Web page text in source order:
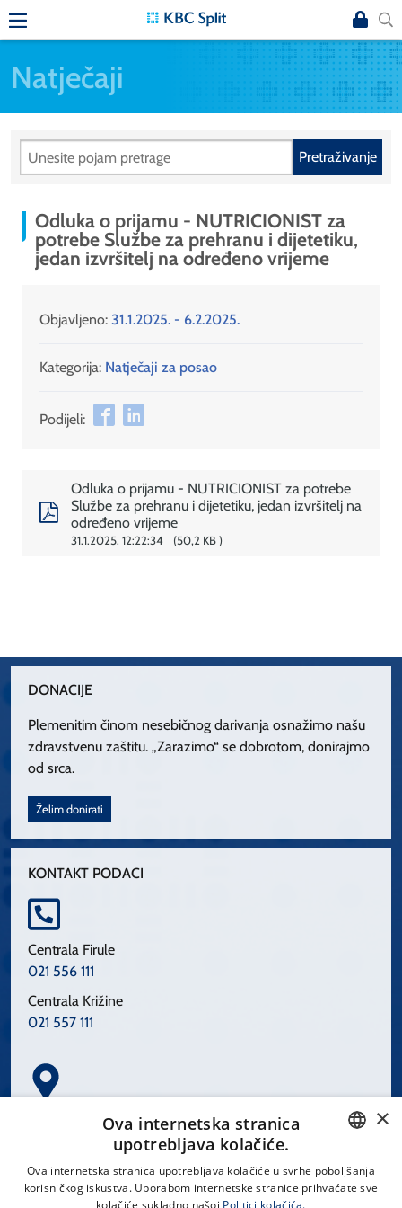
Natječaji
Pretraživanje
Odluka o prijamu - NUTRICIONIST za
potrebe Službe za prehranu i dijetetiku,
jedan izvršitelj na određeno vrijeme
Objavljeno: 31.1.2025. - 6.2.2025.
Kategorija: Natječaji za posao
Podijeli:
Odluka o prijamu - NUTRICIONIST za potrebe
Službe za prehranu i dijetetiku, jedan izvršitelj na
određeno vrijeme
31.1.2025. 12:22:34 50,2 KB
DONACIJE
Plemenitim činom nesebičnog darivanja osnažimo našu
zdravstvenu zaštitu. „Zarazimo“ se dobrotom, donirajmo
od srca.
Želim donirati
KONTAKT PODACI
Centrala Firule
021 556 111
Centrala Križine
021 557 111
Spinčićeva 1, 21000 Split
CROATIAN
×
Ova internetska stranica
upotrebljava kolačiće.
Ova internetska stranica upotrebljava kolačiće u svrhe poboljšanja
korisničkog iskustva. Uporabom internetske stranice prihvaćate sve
kolačiće sukladno našoj Politici kolačića.